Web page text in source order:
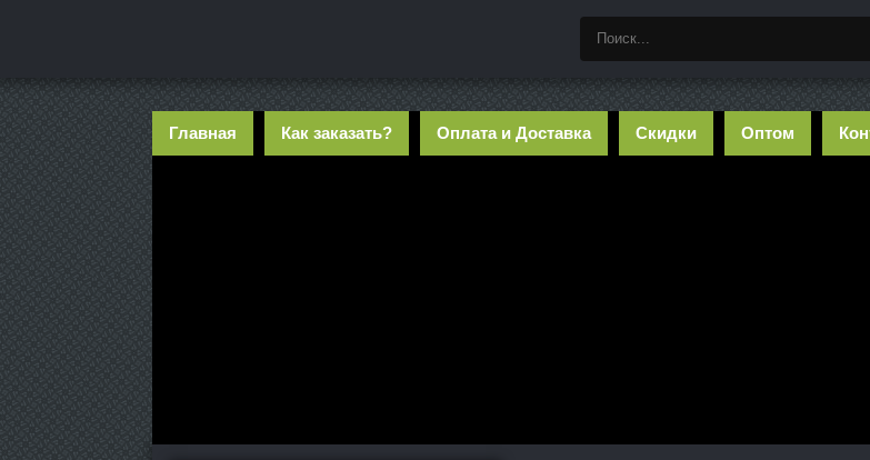
Главная Как заказать? Оплата и Доставка Скидки Оптом